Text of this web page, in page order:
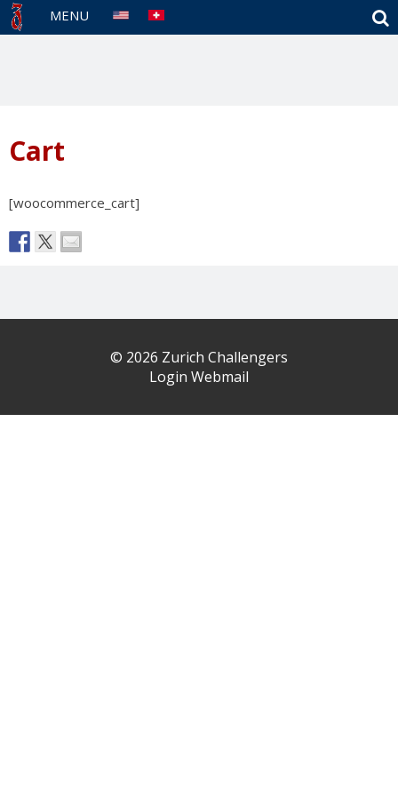
MENU
Cart
[woocommerce_cart]
© 2026 Zurich Challengers
Login Webmail